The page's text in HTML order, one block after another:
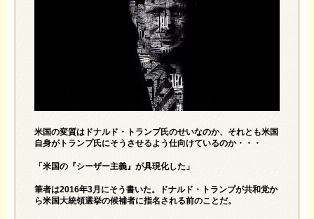
米国の変質はドナルド・トランプ氏のせいなのか、それとも米国
自身がトランプ氏にそうさせるよう仕向けているのか・・・
「米国の『シーザー主義』が具現化した」
筆者は2016年3月にそう書いた。ドナルド・トランプが共和党か
ら米国大統領選挙の候補者に指名される前のことだ。